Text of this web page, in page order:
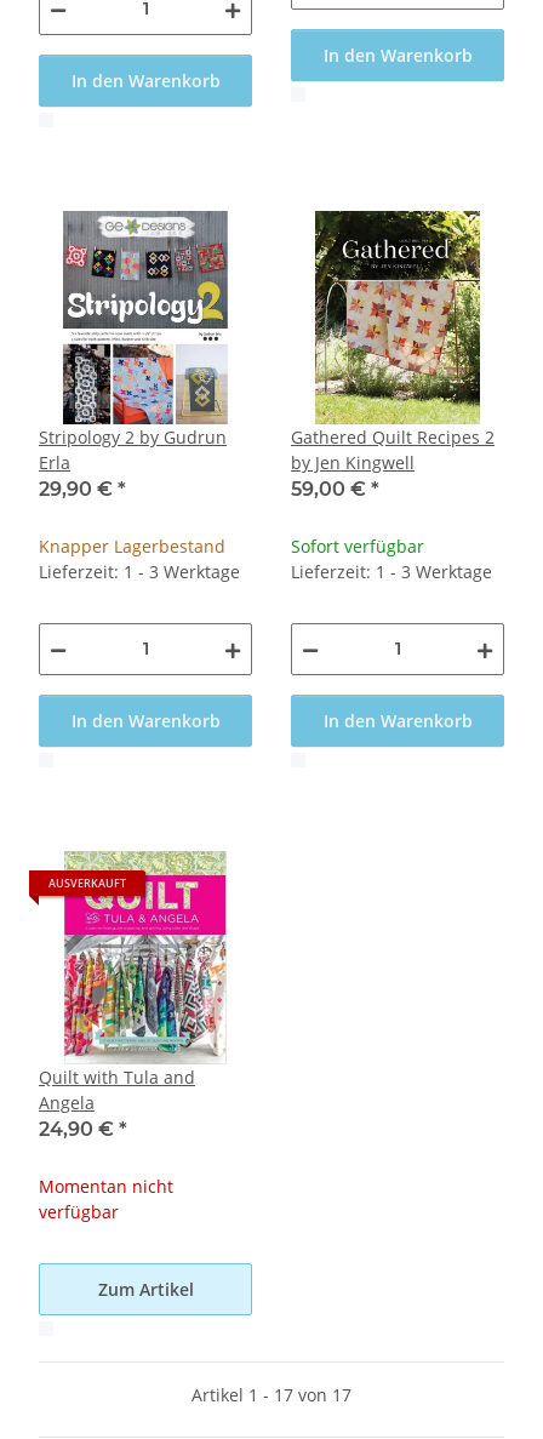
In den Warenkorb
In den Warenkorb
Stripology 2 by Gudrun
Erla
29,90 € *
Knapper Lagerbestand
Lieferzeit: 1 - 3 Werktage
In den Warenkorb
Gathered Quilt Recipes 2
by Jen Kingwell
59,00 € *
Sofort verfügbar
Lieferzeit: 1 - 3 Werktage
In den Warenkorb
AUSVERKAUFT
Quilt with Tula and
Angela
24,90 € *
Momentan nicht
verfügbar
Zum Artikel
Artikel 1 - 17 von 17